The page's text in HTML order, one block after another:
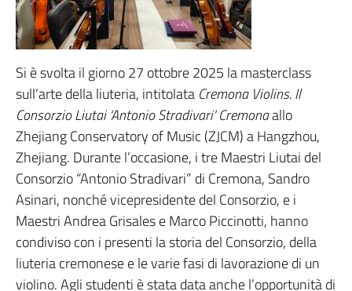
Si è svolta il giorno 27 ottobre 2025 la masterclass
sull’arte della liuteria, intitolata Cremona Violins. Il
Consorzio Liutai ‘Antonio Stradivari’ Cremonaallo
Zhejiang Conservatory of Music (ZJCM) a Hangzhou,
Zhejiang. Durante l’occasione, i tre Maestri Liutai del
Consorzio “Antonio Stradivari” di Cremona, Sandro
Asinari, nonché vicepresidente del Consorzio, e i
Maestri Andrea Grisales e Marco Piccinotti, hanno
condiviso con i presenti la storia del Consorzio, della
liuteria cremonese e le varie fasi di lavorazione di un
violino. Agli studenti è stata data anche l’opportunità di